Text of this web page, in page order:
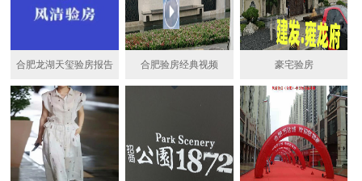
合肥龙湖天玺验房报告 合肥验房经典视频 豪宅验房